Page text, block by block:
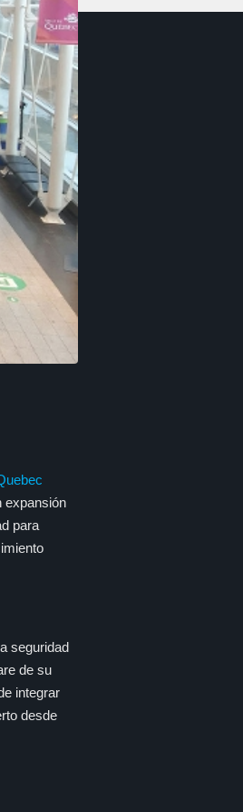
expansión
para
seguridad
de su
integrar
desde